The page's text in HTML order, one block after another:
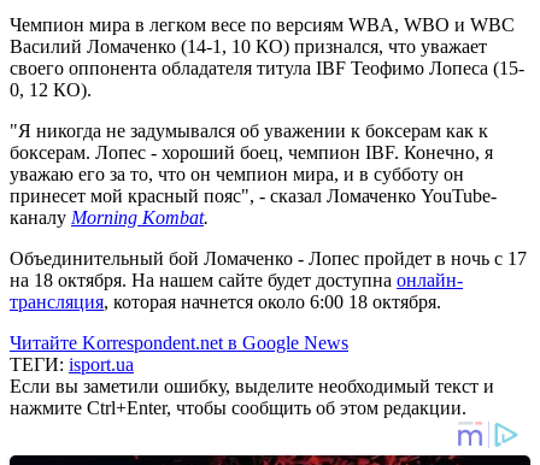
Чемпион мира в легком весе по версиям WBA, WBO и WBC
Василий Ломаченко (14-1, 10 КО) признался, что уважает
своего оппонента обладателя титула IBF Теофимо Лопеса (15-
0, 12 КО).
"Я никогда не задумывался об уважении к боксерам как к
боксерам. Лопес - хороший боец, чемпион IBF. Конечно, я
уважаю его за то, что он чемпион мира, и в субботу он
принесет мой красный пояс", - сказал Ломаченко YouTube-
каналу Morning Kombat.
Объединительный бой Ломаченко - Лопес пройдет в ночь с 17
на 18 октября. На нашем сайте будет доступна онлайн-
трансляция, которая начнется около 6:00 18 октября.
Читайте Korrespondent.net в Google News
ТЕГИ: isport.ua
Если вы заметили ошибку, выделите необходимый текст и
нажмите Ctrl+Enter, чтобы сообщить об этом редакции.